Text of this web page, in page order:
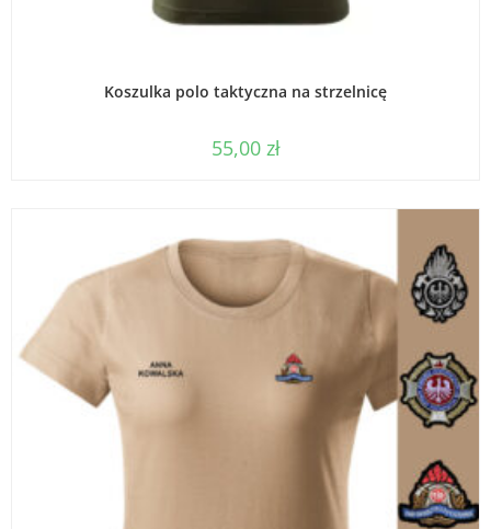
Koszulka polo taktyczna na strzelnicę
55,00 zł